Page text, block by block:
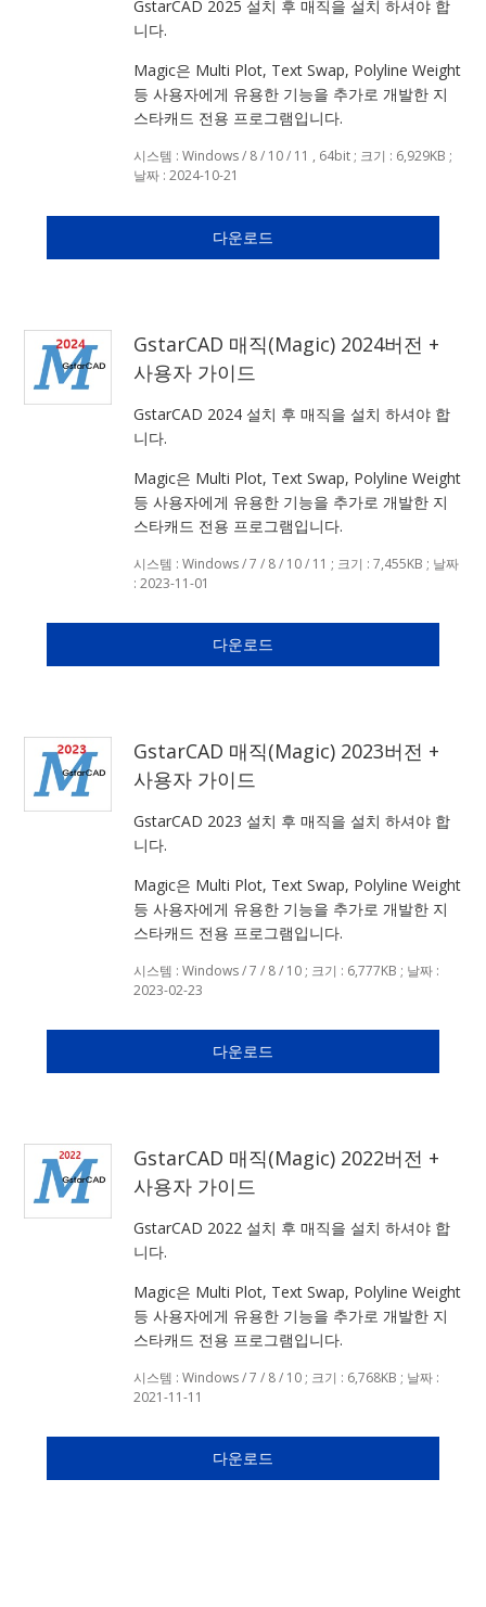
GstarCAD 2025 설치 후 매직을 설치 하셔야 합
니다.
Magic은 Multi Plot, Text Swap, Polyline Weight
등 사용자에게 유용한 기능을 추가로 개발한 지
스타캐드 전용 프로그램입니다.
시스템 : Windows / 8 / 10 / 11 , 64bit ; 크기 : 6,929KB ;
날짜 : 2024-10-21
다운로드
GstarCAD 매직(Magic) 2024버전 +
사용자 가이드
GstarCAD 2024 설치 후 매직을 설치 하셔야 합
니다.
Magic은 Multi Plot, Text Swap, Polyline Weight
등 사용자에게 유용한 기능을 추가로 개발한 지
스타캐드 전용 프로그램입니다.
시스템 : Windows / 7 / 8 / 10 / 11 ; 크기 : 7,455KB ; 날짜
: 2023-11-01
다운로드
GstarCAD 매직(Magic) 2023버전 +
사용자 가이드
GstarCAD 2023 설치 후 매직을 설치 하셔야 합
니다.
Magic은 Multi Plot, Text Swap, Polyline Weight
등 사용자에게 유용한 기능을 추가로 개발한 지
스타캐드 전용 프로그램입니다.
시스템 : Windows / 7 / 8 / 10 ; 크기 : 6,777KB ; 날짜 :
2023-02-23
다운로드
GstarCAD 매직(Magic) 2022버전 +
사용자 가이드
GstarCAD 2022 설치 후 매직을 설치 하셔야 합
니다.
Magic은 Multi Plot, Text Swap, Polyline Weight
등 사용자에게 유용한 기능을 추가로 개발한 지
스타캐드 전용 프로그램입니다.
시스템 : Windows / 7 / 8 / 10 ; 크기 : 6,768KB ; 날짜 :
2021-11-11
다운로드